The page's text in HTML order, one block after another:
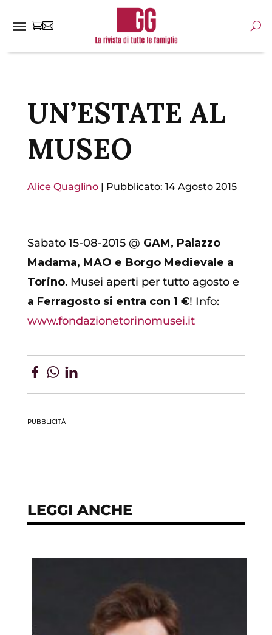
UN’ESTATE AL
MUSEO
Alice Quaglino| Pubblicato: 14 Agosto 2015
Sabato 15-08-2015 @ GAM, Palazzo
Madama, MAO e Borgo Medievale a
Torino. Musei aperti per tutto agosto e
a Ferragosto si entra con 1 €! Info:
www.fondazionetorinomusei.it
PUBBLICITÀ
LEGGI ANCHE